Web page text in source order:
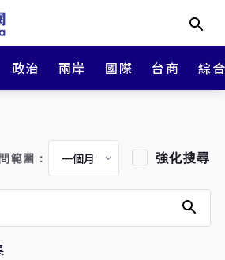
政治 兩岸 國際 台商 綜
範圍： 強化搜尋